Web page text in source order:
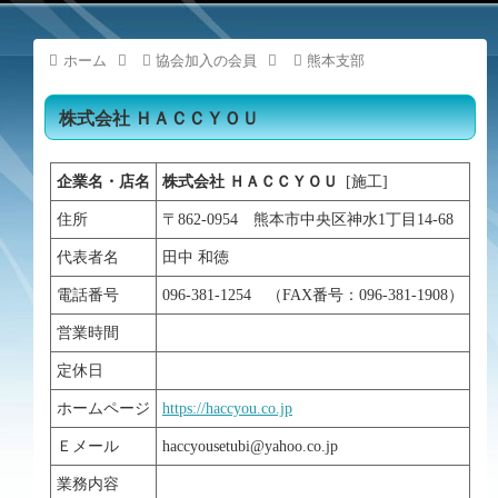
ホーム 協会加入の会員 熊本支部
株式会社 ＨＡＣＣＹＯＵ
企業名・店名 株式会社 ＨＡＣＣＹＯＵ [施工]
住所 〒862-0954 熊本市中央区神水1丁目14-68
代表者名 田中 和徳
電話番号 096-381-1254 （FAX番号：096-381-1908）
営業時間
定休日
ホームページ https://haccyou.co.jp
Ｅメール haccyousetubi@yahoo.co.jp
業務内容